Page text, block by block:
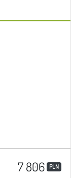
7 806 PLN